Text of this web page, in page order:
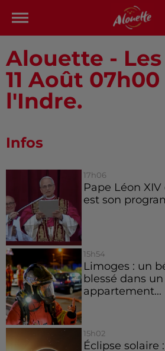
Alouette -
11 Août
l'Indre.
Infos
17h06
Pape Léon
est son
15h54
Limoges : un
blessé dans
appartement...
15h02
Éclipse solaire